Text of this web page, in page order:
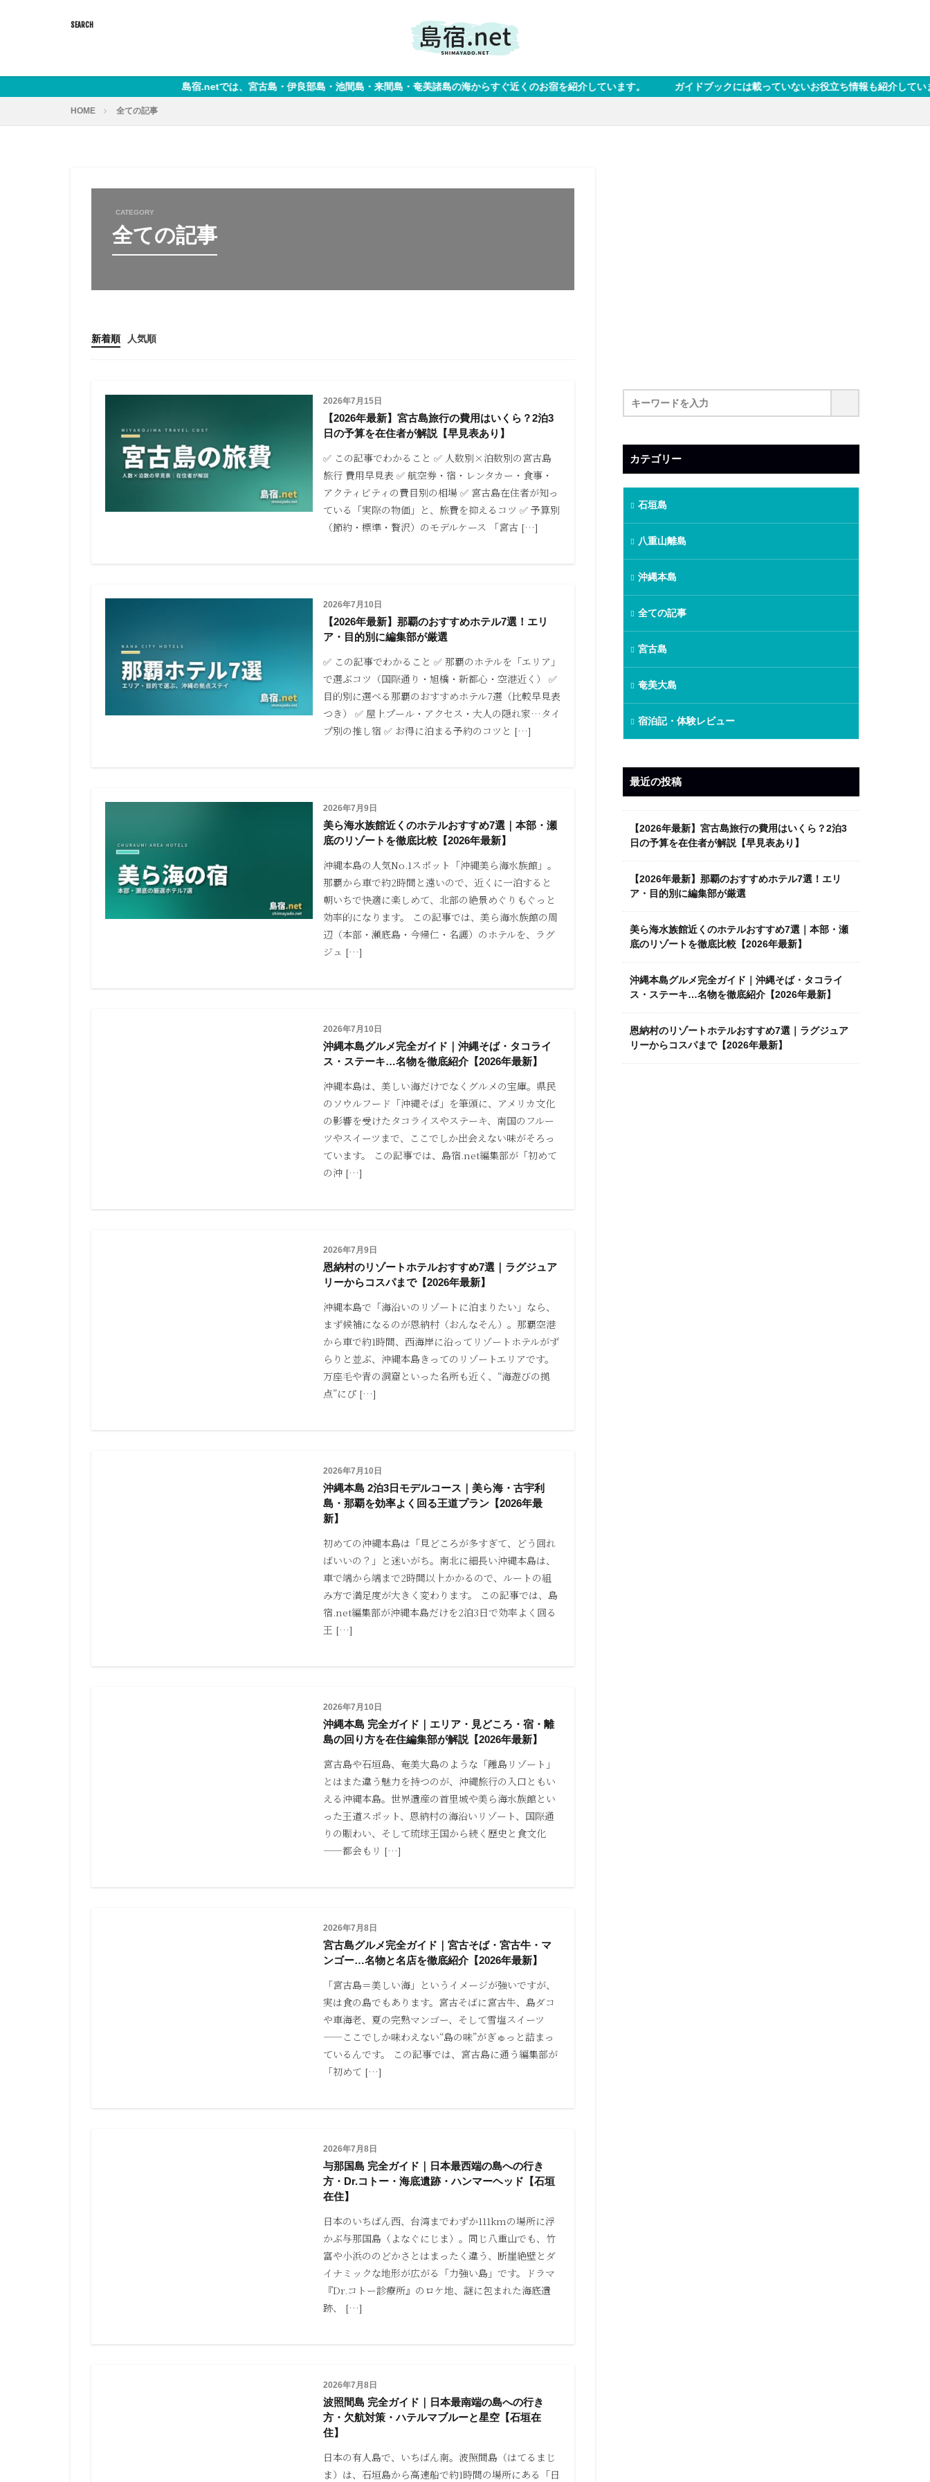
島宿.netでは、宮古島・伊良部島・池間島・来間島・奄美諸島の海からすぐ近くのお宿を紹介しています。 ガイドブックには載っていないお役立ち情報も紹介しています。 ※なお、本サイ
HOME 全ての記事
CATEGORY
全ての記事
新着順 人気順
2026年7月15日
【2026年最新】宮古島旅行の費用はいくら？2泊3
日の予算を在住者が解説【早見表あり】
✅ この記事でわかること ✅ 人数別×泊数別の宮古島
旅行 費用早見表 ✅ 航空券・宿・レンタカー・食事・
アクティビティの費目別の相場 ✅ 宮古島在住者が知っ
ている「実際の物価」と、旅費を抑えるコツ ✅ 予算別
（節約・標準・贅沢）のモデルケース 「宮古 […]
2026年7月10日
【2026年最新】那覇のおすすめホテル7選！エリ
ア・目的別に編集部が厳選
✅ この記事でわかること ✅ 那覇のホテルを「エリア」
で選ぶコツ（国際通り・旭橋・新都心・空港近く） ✅
目的別に選べる那覇のおすすめホテル7選（比較早見表
つき） ✅ 屋上プール・アクセス・大人の隠れ家…タイ
プ別の推し宿 ✅ お得に泊まる予約のコツと […]
2026年7月9日
美ら海水族館近くのホテルおすすめ7選｜本部・瀬
底のリゾートを徹底比較【2026年最新】
沖縄本島の人気No.1スポット「沖縄美ら海水族館」。
那覇から車で約2時間と遠いので、近くに一泊すると
朝いちで快適に楽しめて、北部の絶景めぐりもぐっと
効率的になります。 この記事では、美ら海水族館の周
辺（本部・瀬底島・今帰仁・名護）のホテルを、ラグ
ジュ […]
2026年7月10日
沖縄本島グルメ完全ガイド｜沖縄そば・タコライ
ス・ステーキ…名物を徹底紹介【2026年最新】
沖縄本島は、美しい海だけでなくグルメの宝庫。県民
のソウルフード「沖縄そば」を筆頭に、アメリカ文化
の影響を受けたタコライスやステーキ、南国のフルー
ツやスイーツまで、ここでしか出会えない味がそろっ
ています。 この記事では、島宿.net編集部が「初めて
の沖 […]
2026年7月9日
恩納村のリゾートホテルおすすめ7選｜ラグジュア
リーからコスパまで【2026年最新】
沖縄本島で「海沿いのリゾートに泊まりたい」なら、
まず候補になるのが恩納村（おんなそん）。那覇空港
から車で約1時間、西海岸に沿ってリゾートホテルがず
らりと並ぶ、沖縄本島きってのリゾートエリアです。
万座毛や青の洞窟といった名所も近く、“海遊びの拠
点”にぴ […]
2026年7月10日
沖縄本島 2泊3日モデルコース｜美ら海・古宇利
島・那覇を効率よく回る王道プラン【2026年最
新】
初めての沖縄本島は「見どころが多すぎて、どう回れ
ばいいの？」と迷いがち。南北に細長い沖縄本島は、
車で端から端まで2時間以上かかるので、ルートの組
み方で満足度が大きく変わります。 この記事では、島
宿.net編集部が沖縄本島だけを2泊3日で効率よく回る
王 […]
2026年7月10日
沖縄本島 完全ガイド｜エリア・見どころ・宿・離
島の回り方を在住編集部が解説【2026年最新】
宮古島や石垣島、奄美大島のような「離島リゾート」
とはまた違う魅力を持つのが、沖縄旅行の入口ともい
える沖縄本島。世界遺産の首里城や美ら海水族館とい
った王道スポット、恩納村の海沿いリゾート、国際通
りの賑わい、そして琉球王国から続く歴史と食文化
——都会もリ […]
2026年7月8日
宮古島グルメ完全ガイド｜宮古そば・宮古牛・マ
ンゴー…名物と名店を徹底紹介【2026年最新】
「宮古島＝美しい海」というイメージが強いですが、
実は食の島でもあります。宮古そばに宮古牛、島ダコ
や車海老、夏の完熟マンゴー、そして雪塩スイーツ
——ここでしか味わえない“島の味”がぎゅっと詰まっ
ているんです。 この記事では、宮古島に通う編集部が
「初めて […]
2026年7月8日
与那国島 完全ガイド｜日本最西端の島への行き
方・Dr.コトー・海底遺跡・ハンマーヘッド【石垣
在住】
日本のいちばん西、台湾までわずか111kmの場所に浮
かぶ与那国島（よなぐにじま）。同じ八重山でも、竹
富や小浜ののどかさとはまったく違う、断崖絶壁とダ
イナミックな地形が広がる「力強い島」です。ドラマ
『Dr.コトー診療所』のロケ地、謎に包まれた海底遺
跡、 […]
2026年7月8日
波照間島 完全ガイド｜日本最南端の島への行き
方・欠航対策・ハテルマブルーと星空【石垣在
住】
日本の有人島で、いちばん南。波照間島（はてるまじ
ま）は、石垣島から高速船で約1時間の場所にある「日
カテゴリー
石垣島
八重山離島
沖縄本島
全ての記事
宮古島
奄美大島
宿泊記・体験レビュー
最近の投稿
【2026年最新】宮古島旅行の費用はいくら？2泊3
日の予算を在住者が解説【早見表あり】
【2026年最新】那覇のおすすめホテル7選！エリ
ア・目的別に編集部が厳選
美ら海水族館近くのホテルおすすめ7選｜本部・瀬
底のリゾートを徹底比較【2026年最新】
沖縄本島グルメ完全ガイド｜沖縄そば・タコライ
ス・ステーキ…名物を徹底紹介【2026年最新】
恩納村のリゾートホテルおすすめ7選｜ラグジュア
リーからコスパまで【2026年最新】